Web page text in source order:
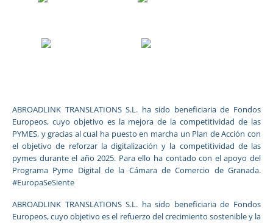
ABROADLINK TRANSLATIONS S.L. ha sido beneficiaria de Fondos
Europeos, cuyo objetivo es la mejora de la competitividad de las
PYMES, y gracias al cual ha puesto en marcha un Plan de Acción con
el objetivo de reforzar la digitalización y la competitividad de las
pymes durante el año 2025. Para ello ha contado con el apoyo del
Programa Pyme Digital de la Cámara de Comercio de Granada.
#EuropaSeSiente
ABROADLINK TRANSLATIONS S.L. ha sido beneficiaria de Fondos
Europeos, cuyo objetivo es el refuerzo del crecimiento sostenible y la